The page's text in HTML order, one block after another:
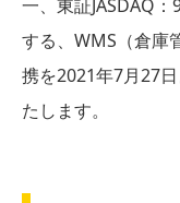
一、東証JASDAQ
する、WMS（倉庫
携を2021年7月27
たします。